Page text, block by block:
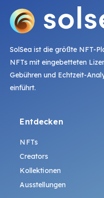
SolSea ist die größte NFT-
NFTs mit eingebetteten
Gebühren und Echtzeit-
einführt.
Entdecken
NFTs
Creators
Kollektionen
Ausstellungen